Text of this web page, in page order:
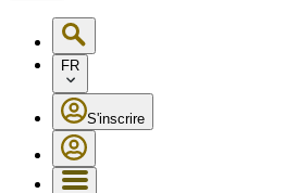
FR
S'inscrire